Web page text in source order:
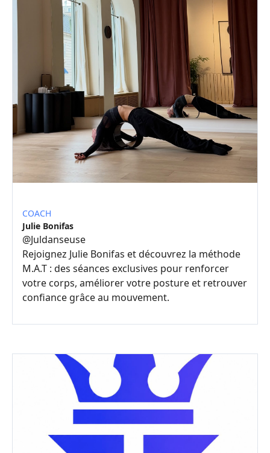
COACH
Julie Bonifas
@Juldanseuse
Rejoignez Julie Bonifas et découvrez la méthode
M.A.T : des séances exclusives pour renforcer
votre corps, améliorer votre posture et retrouver
confiance grâce au mouvement.